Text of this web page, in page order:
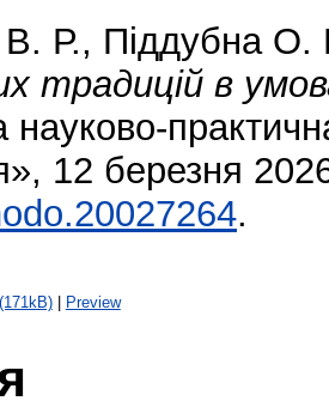
Р., Піддубна
традицій в
науково-
12 березня
.
| Preview